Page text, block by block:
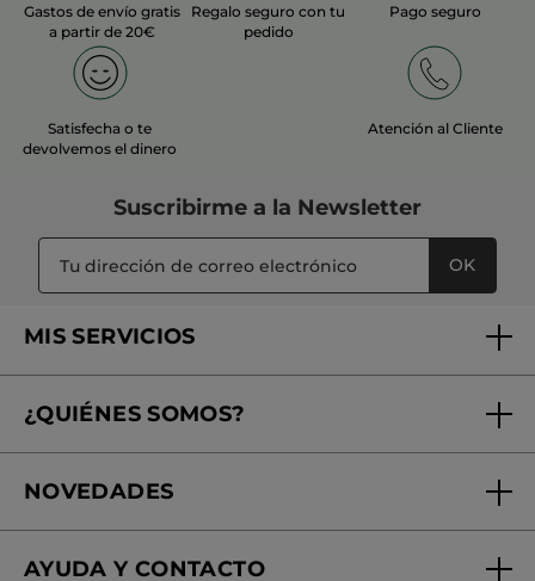
Gastos de envío gratis
a partir de 20€
Regalo seguro con tu
pedido
Pago seguro
Satisfecha o te
devolvemos el dinero
Atención al Cliente
Suscribirme a la Newsletter
OK
MIS SERVICIOS
Tratamientos de Belleza
Mi club Yves Rocher
¿QUIÉNES SOMOS?
¿Quiénes somos?
NOVEDADES
AYUDA Y CONTACTO